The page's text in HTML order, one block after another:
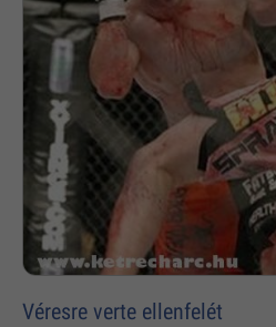
Véresre verte ellenfelét